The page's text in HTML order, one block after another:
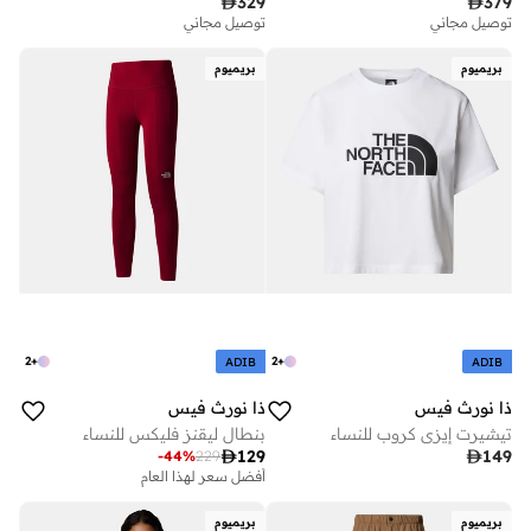
توصيل مجاني توصيل مجاني
بريميوم
+
2 ADIB
ذا نورث فيس
تيشيرت إيزي كروب للنساء
149
بريميوم
+
2 ADIB
ذا نورث فيس
بنطال ليقنز فليكس للنساء
129
229
-44%
أفضل سعر لهذا العام
بريميوم بريميوم